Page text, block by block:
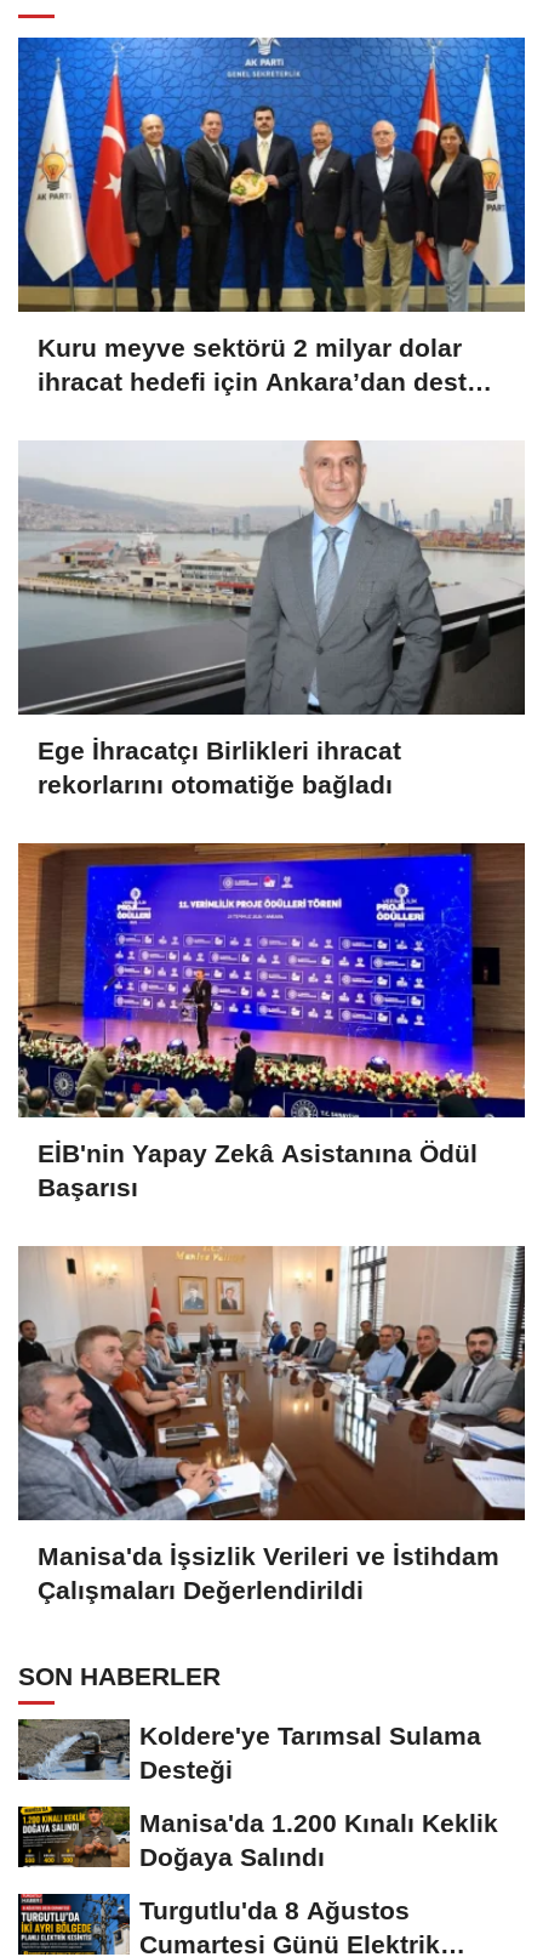
Kuru meyve sektörü 2 milyar dolar
ihracat hedefi için Ankara’dan destek
Ege İhracatçı Birlikleri ihracat
rekorlarını otomatiğe bağladı
EİB'nin Yapay Zekâ Asistanına Ödül
Başarısı
Manisa'da İşsizlik Verileri ve İstihdam
Çalışmaları Değerlendirildi
SON HABERLER
Koldere'ye Tarımsal Sulama
Desteği
Manisa'da 1.200 Kınalı Keklik
Doğaya Salındı
Turgutlu'da 8 Ağustos
Cumartesi Günü Elektrik